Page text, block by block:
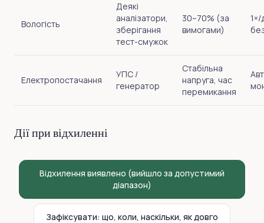
Вологість
Деякі
аналізатори,
зберігання
тест-смужок
30–70% (за
вимогами)
Електропостачання
УПС /
генератор
Стабільна
напруга, час
перемикання
Дії при відхиленні
Відхилення виявлено (вийшло за допустимий
діапазон)
Зафіксувати: що, коли, наскільки, як довго